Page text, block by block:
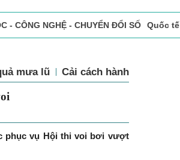
- CÔNG NGHỆ - CHUYỂN ĐỔI SỐ Quốc tế
mưa lũ Cải cách hành chính
phục vụ Hội thi voi bơi vượt